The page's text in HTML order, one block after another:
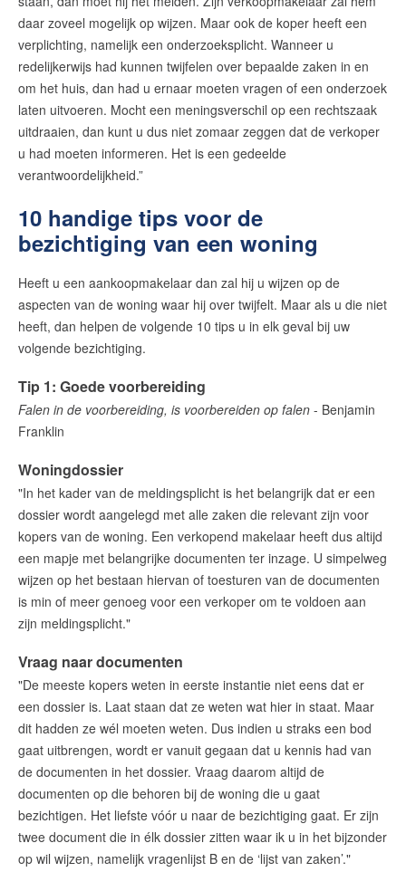
daar zoveel mogelijk op wijzen. Maar ook de koper heeft een
verplichting, namelijk een onderzoeksplicht. Wanneer u
redelijkerwijs had kunnen twijfelen over bepaalde zaken in en
om het huis, dan had u ernaar moeten vragen of een onderzoek
laten uitvoeren. Mocht een meningsverschil op een rechtszaak
uitdraaien, dan kunt u dus niet zomaar zeggen dat de verkoper
u had moeten informeren. Het is een gedeelde
verantwoordelijkheid.”
10 handige tips voor de
bezichtiging van een woning
Heeft u een aankoopmakelaar dan zal hij u wijzen op de
aspecten van de woning waar hij over twijfelt. Maar als u die niet
heeft, dan helpen de volgende 10 tips u in elk geval bij uw
volgende bezichtiging.
Tip 1: Goede voorbereiding
Falen in de voorbereiding, is voorbereiden op falen - Benjamin
Franklin
Woningdossier
"In het kader van de meldingsplicht is het belangrijk dat er een
dossier wordt aangelegd met alle zaken die relevant zijn voor
kopers van de woning. Een verkopend makelaar heeft dus altijd
een mapje met belangrijke documenten ter inzage. U simpelweg
wijzen op het bestaan hiervan of toesturen van de documenten
is min of meer genoeg voor een verkoper om te voldoen aan
zijn meldingsplicht."
Vraag naar documenten
"De meeste kopers weten in eerste instantie niet eens dat er
een dossier is. Laat staan dat ze weten wat hier in staat. Maar
dit hadden ze wél moeten weten. Dus indien u straks een bod
gaat uitbrengen, wordt er vanuit gegaan dat u kennis had van
de documenten in het dossier. Vraag daarom altijd de
documenten op die behoren bij de woning die u gaat
bezichtigen. Het liefste vóór u naar de bezichtiging gaat. Er zijn
twee document die in élk dossier zitten waar ik u in het bijzonder
op wil wijzen, namelijk vragenlijst B en de ‘lijst van zaken’."